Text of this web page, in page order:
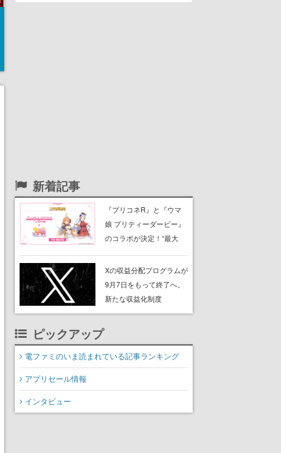
新着記事
『プリコネR』と『ウマ
娘 プリティーダービー』
のコラボが決定！“最大
ンペーンなども発表
Xの収益分配プログラムが
9月7日をもって終了へ。
新たな収益化制度
「Original Content
ピックアップ
電ファミのいま読まれている記事ランキング
アプリセール情報
インタビュー